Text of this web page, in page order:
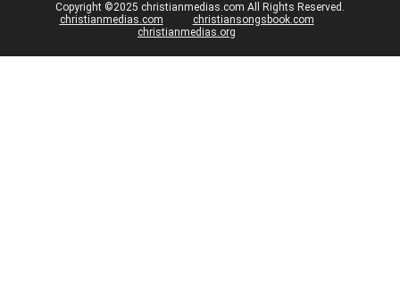
Copyright ©2025 christianmedias.com All Rights Reserved.
christianmedias.com
christiansongsbook.com
christianmedias.org